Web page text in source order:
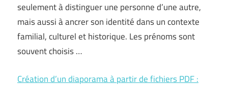
seulement à distinguer une personne d’une autre,
mais aussi à ancrer son identité dans un contexte
familial, culturel et historique. Les prénoms sont
souvent choisis …
Création d’un diaporama à partir de fichiers PDF :